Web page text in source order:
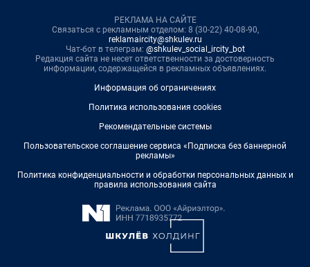
РЕКЛАМА НА САЙТЕ
Связаться с рекламным отделом: 8 (30-22) 40-08-90,
reklamaircity@shkulev.ru
Чат-бот в телеграм: @shkulev_social_ircity_bot
Редакция сайта не несет ответственности за достоверность
информации, содержащейся в рекламных объявлениях.
Информация об ограничениях
Политика использования cookies
Рекомендательные системы
Пользовательское соглашение сервиса «Подписка без баннерной
рекламы»
Политика конфиденциальности и обработки персональных данных и
правила использования сайта